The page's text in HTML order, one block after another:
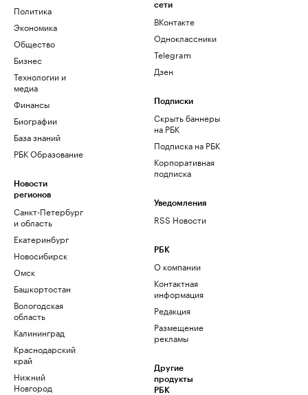
Политика
Экономика
Общество
Бизнес
Технологии и
медиа
Финансы
Биографии
База знаний
РБК Образование
Новости
регионов
Санкт-Петербург
и область
Екатеринбург
Новосибирск
Омск
Башкортостан
Вологодская
область
Калининград
Краснодарский
край
Нижний
Новгород
сети
ВКонтакте
Одноклассники
Telegram
Дзен
Подписки
Скрыть баннеры
на РБК
Подписка на РБК
Корпоративная
подписка
Уведомления
RSS Новости
РБК
О компании
Контактная
информация
Редакция
Размещение
рекламы
Другие
продукты
РБК